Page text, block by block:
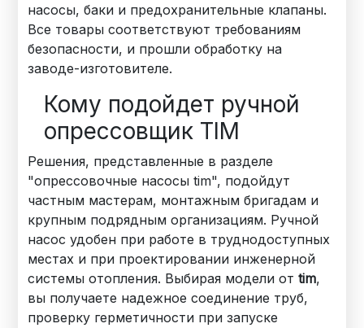
насосы, баки и предохранительные клапаны.
Все товары соответствуют требованиям
безопасности, и прошли обработку на
заводе-изготовителе.
Кому подойдет ручной
опрессовщик TIM
Решения, представленные в разделе
"опрессовочные насосы tim", подойдут
частным мастерам, монтажным бригадам и
крупным подрядным организациям. Ручной
насос удобен при работе в труднодоступных
местах и при проектировании инженерной
системы отопления. Выбирая модели отtim,
вы получаете надежное соединение труб,
проверку герметичности при запуске